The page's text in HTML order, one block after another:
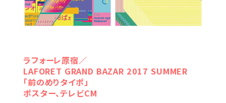
ラフォーレ原宿／
LAFORET GRAND BAZAR 2017 SUMMER
「前のめりタイポ」
ポスター、テレビCM